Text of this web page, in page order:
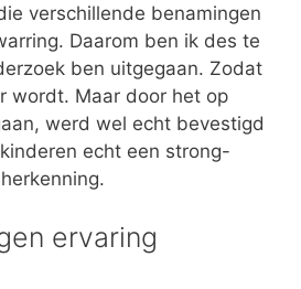
verschillende benamingen
Daarom ben ik des te
ben uitgegaan. Zodat
wordt. Maar door het op
werd wel echt bevestigd
echt een strong-
ervaring